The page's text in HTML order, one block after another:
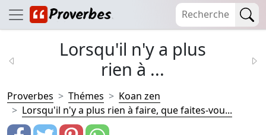
Lorsqu'il n'y a plus
rien à ...
Proverbes Thémes
Koan zen
Lorsqu'il n'y a plus rien à faire, que faites-vou...